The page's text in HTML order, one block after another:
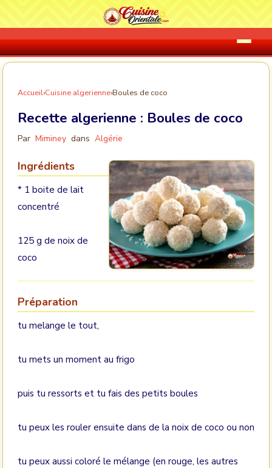
Accueil›Cuisine algerienne›Boules de coco
Recette algerienne : Boules de coco
Par Miminey dans Algérie
Ingrédients
* 1 boite de lait
concentré
125 g de noix de
coco
Préparation
tu melange le tout,
tu mets un moment au frigo
puis tu ressorts et tu fais des petits boules
tu peux les rouler ensuite dans de la noix de coco ou non
tu peux aussi coloré le mélange (en rouge, les autres